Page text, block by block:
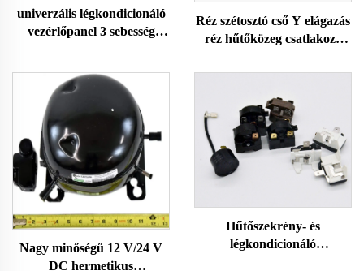
univerzális légkondicionáló
vezérlőpanel 3 sebesség
vezérlőpanel osztott
légkondicionálóhoz
Réz szétosztó cső Y elágazás
réz hűtőközeg csatlakozó
légkondicionálóhoz
Nagy minőségű 12 V/24 V
DC hermetikus
Hűtőszekrény- és
légkondicionáló